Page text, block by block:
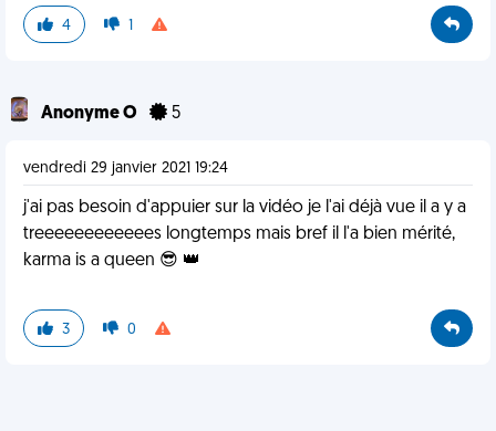
4 1
Anonyme O 5
vendredi 29 janvier 2021 19:24
j'ai pas besoin d'appuier sur la vidéo je l'ai déjà vue il a y a
treeeeeeeeeeees longtemps mais bref il l'a bien mérité,
karma is a queen 😎 👑
3 0